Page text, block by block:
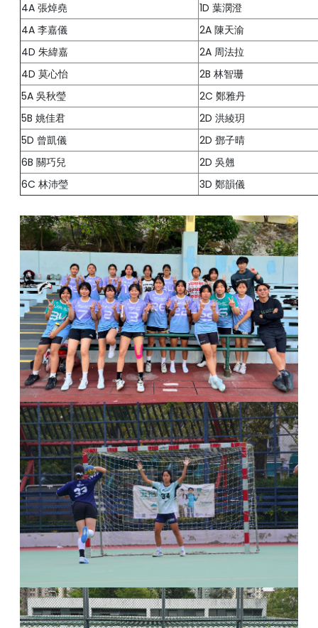
4A 張焯堯
1D 葉潣澄
4A 李嘉儀
2A 陳天渝
4D 朱緯嘉
2A 周法拉
4D 莫心怡
2B 林智珊
5A 吳秋瑩
2C 鄭雅丹
5B 姚佳君
2D 洪綾玥
5D 曾凱儀
2D 鄧子晴
6B 關巧兒
2D 吳翹
6C 林沛瑩
3D 鄭韻儀